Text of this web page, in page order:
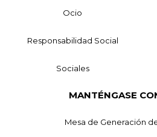
Ocio
Responsabilidad Social
Sociales
MANTÉNGASE
Mesa de Generación